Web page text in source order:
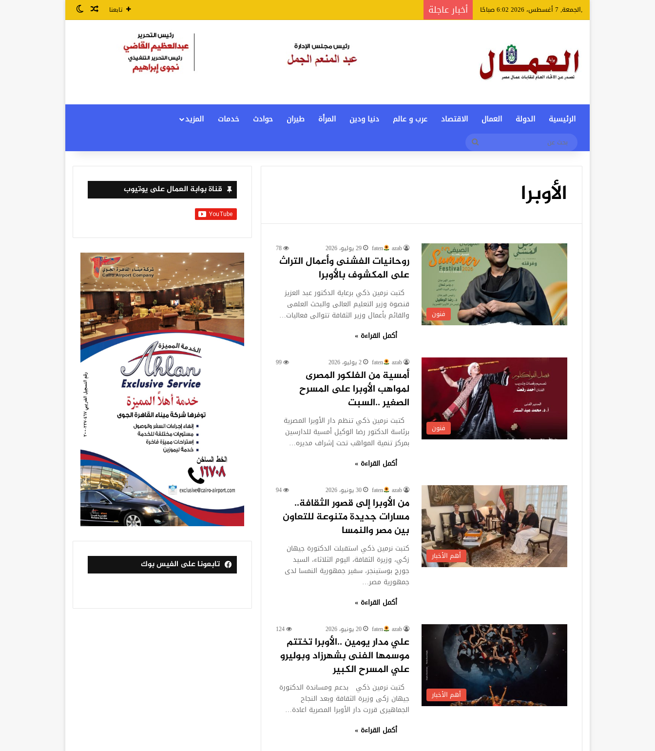
,الجمعة, 7 أغسطس، 2026 6:02 صباحًا أخبار عاجلة تابعنا مقال عشوائي
الوضع المظلم
الرئيسية الدولة العمال الاقتصاد عرب و عالم دنيا ودين المرأة طيران حوادث خدمات
المزيد
الأوبرا
فنون
faten azab 29 يوليو، 2026 78
روحانيات الفشنى وأعمال التراث
على المكشوف بالأوبرا
كتبت نرمين ذكي برعاية الدكتور عبد العزيز
قنصوة وزير التعليم العالى والبحث العلمى
والقائم بأعمال وزير الثقافة تتوالى فعاليات…
أكمل القراءة »
فنون
faten azab 2 يوليو، 2026 99
أمسية من الفلكور المصرى
لمواهب الأوبرا على المسرح
الصغير ..السبت
كتبت نرمين ذكي تنظم دار الأوبرا المصرية
برئاسة الدكتور رضا الوكيل أمسية للدارسين
بمركز تنمية المواهب تحت إشراف مديره…
أكمل القراءة »
أهم الأخبار
faten azab 30 يونيو، 2026 94
من الأوبرا إلى قصور الثقافة..
مسارات جديدة متنوعة للتعاون
بين مصر والنمسا
كتبت نرمين ذكي استقبلت الدكتورة جيهان
زكي، وزيرة الثقافة، اليوم الثلاثاء، السيد
جورج بوستينجر، سفير جمهورية النمسا لدى
جمهورية مصر…
أكمل القراءة »
أهم الأخبار
faten azab 20 يونيو، 2026 124
علي مدار يومين ..الأوبرا تختتم
موسمها الفنى بشهرزاد وبوليرو
علي المسرح الكبير
كتبت نرمين ذكي بدعم ومساندة الدكتورة
جيهان زكى وزيرة الثقافة وبعد النجاح
الجماهيرى قررت دار الأوبرا المصرية اعادة…
أكمل القراءة »
قناة بوابة العمال على يوتيوب
تابعونا على الفيس بوك